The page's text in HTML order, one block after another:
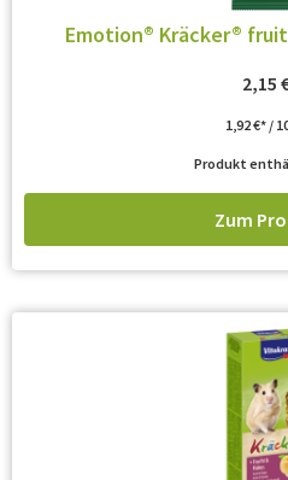
Emotion® Kräcker®
2,15
1,92€ /
Produkt
Zum